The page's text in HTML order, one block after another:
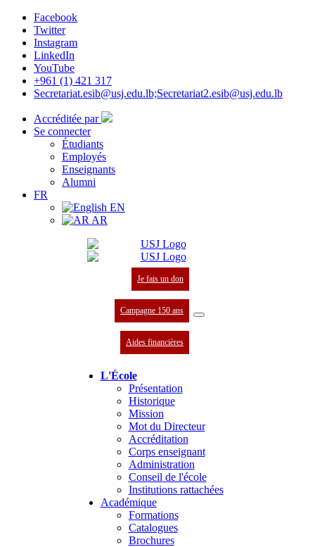
Facebook
Twitter
Instagram
LinkedIn
YouTube
+961 (1) 421 317
Secretariat.esib@usj.edu.lb;Secretariat2.esib@usj.edu.lb
Accréditée par
Se connecter
Étudiants
Employés
Enseignants
Alumni
FR
EN
AR
Je fais un don
Campagne 150 ans
Aides financières
L'École
Présentation
Historique
Mission
Mot du Directeur
Accréditation
Corps enseignant
Administration
Conseil de l'école
Institutions rattachées
Académique
Formations
Catalogues
Brochures